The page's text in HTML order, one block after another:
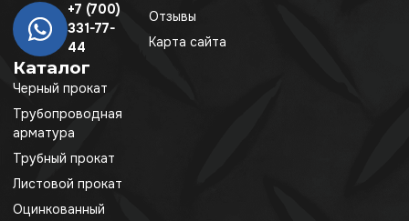
+7 (700)
331-77-
44
Каталог
Черный прокат
Трубопроводная
арматура
Трубный прокат
Листовой прокат
Оцинкованный
Отзывы
Карта сайта